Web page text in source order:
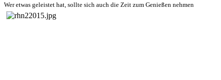
Wer etwas geleistet hat, sollte sich auch die Zeit zum Genießen nehmen